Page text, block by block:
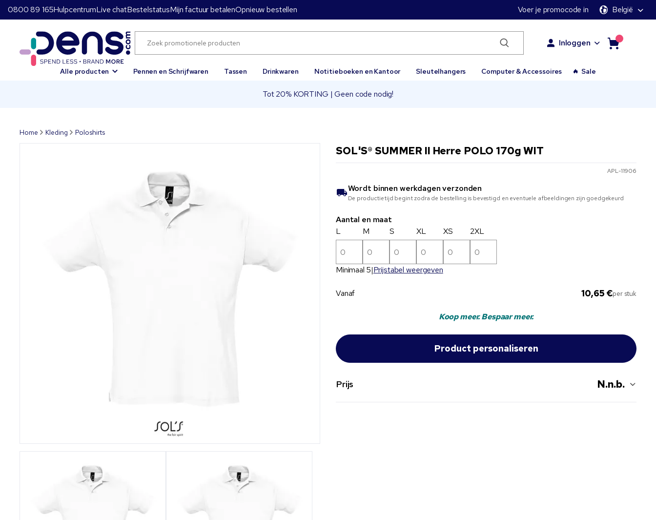
0800 89 165HulpcentrumLive chatBestelstatusMijn factuur betalenOpnieuw bestellen Voer je promocode in België
Inloggen
Alle producten Pennen en Schrijfwaren Tassen Drinkwaren Notitieboeken en Kantoor Sleutelhangers Computer & Accessoires Sale
Tot 20% KORTING | Geen code nodig!
Home Kleding Poloshirts
SOL'S® SUMMER II Herre POLO 170g WIT
APL-11906
Wordt binnen werkdagen verzonden
De productietijd begint zodra de bestelling is bevestigd en eventuele afbeeldingen zijn goedgekeurd
Aantal en maat
L
M S XL XS 2XL
Minimaal 5 Prijstabel weergeven
Vanaf 10,65 €per stuk
Koop meer. Bespaar meer.
Prijs N.n.b.